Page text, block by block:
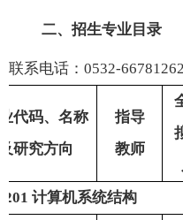
二、招生专业目录
联系电话： 0532-66781262
代码、名称
研究方向
指导
教师
计算机系统结构